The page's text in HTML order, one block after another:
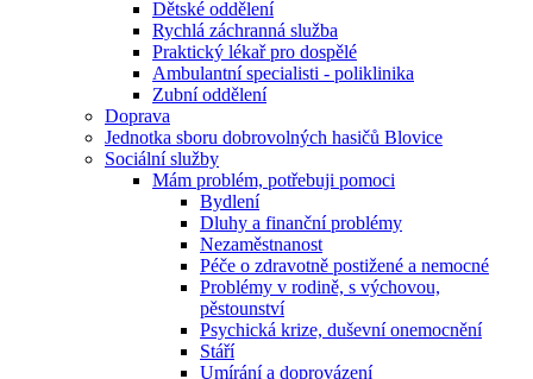
Dětské oddělení
Rychlá záchranná služba
Praktický lékař pro dospělé
Ambulantní specialisti - poliklinika
Zubní oddělení
Doprava
Jednotka sboru dobrovolných hasičů Blovice
Sociální služby
Mám problém, potřebuji pomoci
Bydlení
Dluhy a finanční problémy
Nezaměstnanost
Péče o zdravotně postižené a nemocné
Problémy v rodině, s výchovou,
pěstounství
Psychická krize, duševní onemocnění
Stáří
Umírání a doprovázení